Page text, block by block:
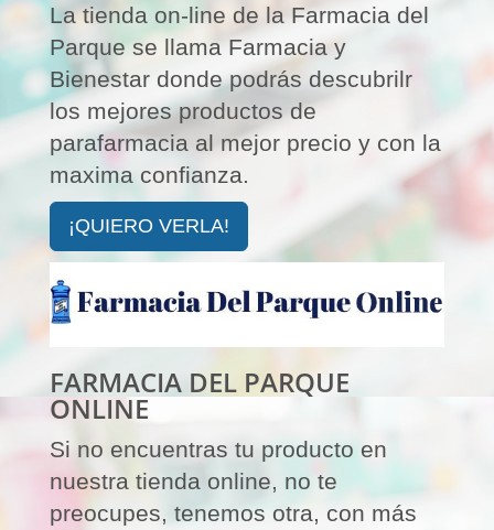
La tienda on-line de la Farmacia del
Parque se llama Farmacia y
Bienestar donde podrás descubrilr
los mejores productos de
parafarmacia al mejor precio y con la
maxima confianza.
¡QUIERO VERLA!
FARMACIA DEL PARQUE
ONLINE
Si no encuentras tu producto en
nuestra tienda online, no te
preocupes, tenemos otra, con más